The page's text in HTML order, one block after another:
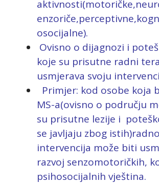
osocijalne).
Ovisno o dijagnozi i
koje su prisutne radni
usmjerava svoju
Primjer: kod osobe koja
MS-a(ovisno o području
su prisutne lezije i
se javljaju zbog
intervencija može biti
razvoj senzomotoričkih,
psihosocijalnih vještina.